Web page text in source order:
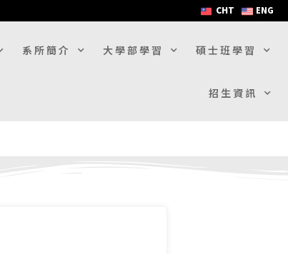
CHT ENG
系所簡介 大學部學習 碩士班學習
招生資訊